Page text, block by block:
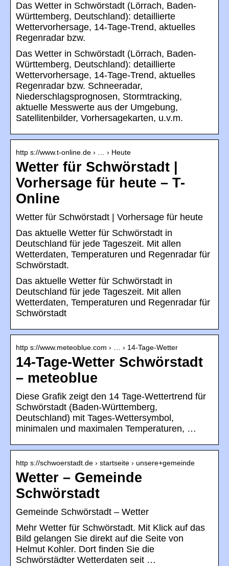
Das Wetter in Schwörstadt (Lörrach, Baden-
Württemberg, Deutschland): detaillierte
Wettervorhersage, 14-Tage-Trend, aktuelles
Regenradar bzw.
Das Wetter in Schwörstadt (Lörrach, Baden-
Württemberg, Deutschland): detaillierte
Wettervorhersage, 14-Tage-Trend, aktuelles
Regenradar bzw. Schneeradar,
Niederschlagsprognosen, Stormtracking,
aktuelle Messwerte aus der Umgebung,
Satellitenbilder, Vorhersagekarten, u.v.m.
http s://www.t-online.de › … › Heute
Wetter für Schwörstadt |
Vorhersage für heute – T-
Online
Wetter für Schwörstadt | Vorhersage für heute
Das aktuelle Wetter für Schwörstadt in
Deutschland für jede Tageszeit. Mit allen
Wetterdaten, Temperaturen und Regenradar für
Schwörstadt.
Das aktuelle Wetter für Schwörstadt in
Deutschland für jede Tageszeit. Mit allen
Wetterdaten, Temperaturen und Regenradar für
Schwörstadt
http s://www.meteoblue.com › … › 14-Tage-Wetter
14-Tage-Wetter Schwörstadt
– meteoblue
Diese Grafik zeigt den 14 Tage-Wettertrend für
Schwörstadt (Baden-Württemberg,
Deutschland) mit Tages-Wettersymbol,
minimalen und maximalen Temperaturen, …
http s://schwoerstadt.de › startseite › unsere+gemeinde
Wetter – Gemeinde
Schwörstadt
Gemeinde Schwörstadt – Wetter
Mehr Wetter für Schwörstadt. Mit Klick auf das
Bild gelangen Sie direkt auf die Seite von
Helmut Kohler. Dort finden Sie die
Schwörstädter Wetterdaten seit …